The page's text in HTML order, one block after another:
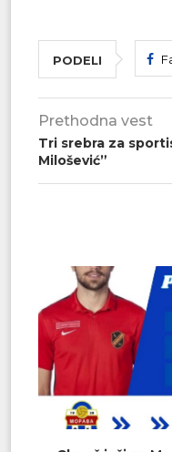
PODELI
Prethodna vest
Tri srebra za
Milošević”